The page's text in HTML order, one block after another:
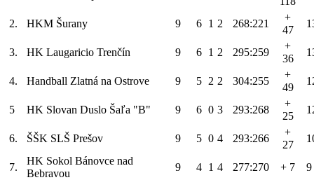
2. HKM Šurany 9 6 1 2 268:221
+
47
3. HK Laugaricio Trenčín 9 6 1 2 295:259
+
36
4. Handball Zlatná na Ostrove 9 5 2 2 304:255
+
49
5 HK Slovan Duslo Šaľa "B" 9 6 0 3 293:268
+
25
6. ŠŠK SLŠ Prešov 9 5 0 4 293:266
+
27
7.
HK Sokol Bánovce nad
Bebravou
9 4 1 4 277:270 + 7 9